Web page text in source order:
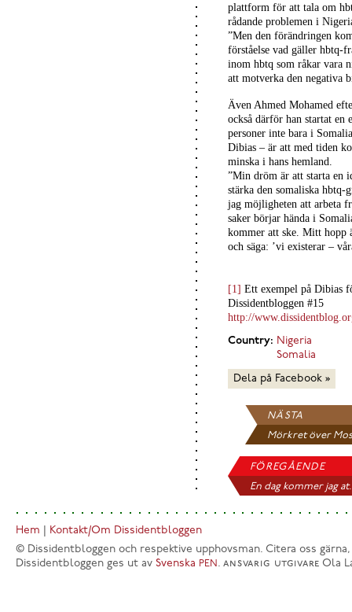
plattform för att tala om
rådande problemen i
”Men den förändringen
förståelse vad gäller hbtq-
inom hbtq som råkar vara
att motverka den negativa
Även Ahmed Mohamed
också därför han startat
personer inte bara i
Dibias – är att med tiden
minska i hans hemland.
”Min dröm är att starta en
stärka den somaliska
jag möjligheten att arbeta
saker börjar hända i
kommer att ske. Mitt hopp
och säga: ’vi existerar –
[1] Ett exempel på Dibias
Dissidentbloggen #15
http://
Country: Nigeria
Somalia
Dela på Facebook »
NÄSTA
Mörkret över
FÖREGÅENDE
En dag kommer jag
Hem
Kontakt/Om Dissidentbloggen
© Dissidentbloggen och respektive upphovsman. Citera oss
Dissidentbloggen ges ut av Svenska PEN . ansvarig utgivare Ola